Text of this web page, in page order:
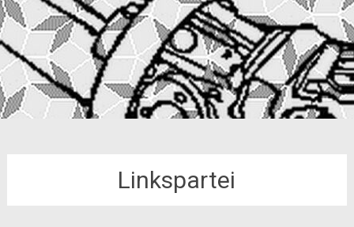
Linkspartei